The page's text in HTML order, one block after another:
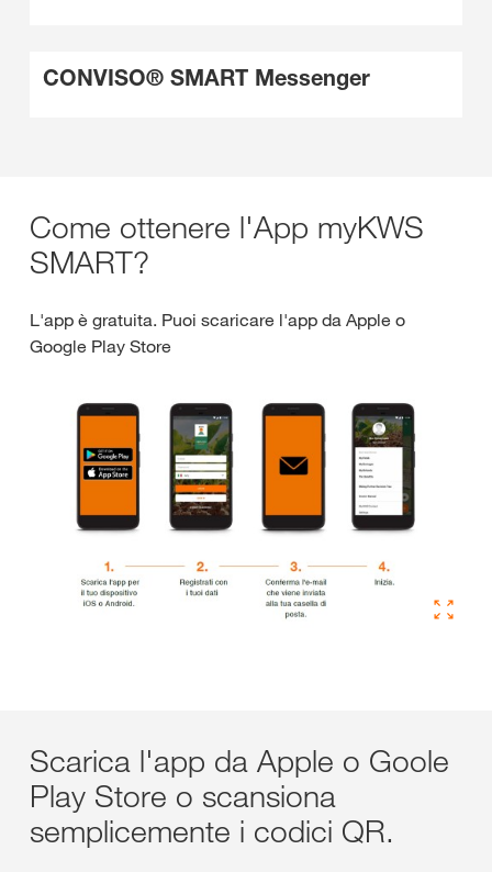
CONVISO® SMART Messenger
Come ottenere l'App myKWS
SMART?
L'app è gratuita. Puoi scaricare l'app da Apple o
Google Play Store
Scarica l'app da Apple o Goole
Play Store o scansiona
semplicemente i codici QR.